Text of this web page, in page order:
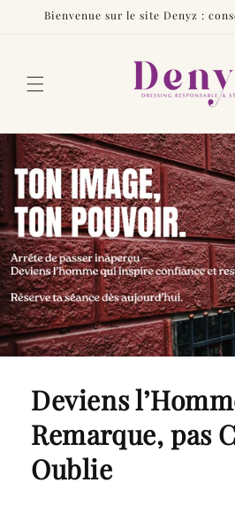
passer
Bienvenue sur le site Denyz :
Deviens
Remarque, pas
Oublie